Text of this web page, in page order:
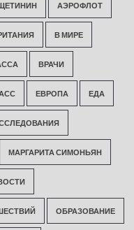
АЭРОФЛОТ
В МИРЕ
ВРАЧИ
ЕВРОПА ЕДА
МАРГАРИТА СИМОНЬЯН
ОБРАЗОВАНИЕ